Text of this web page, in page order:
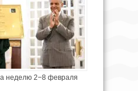
неделю 2−8 февраля